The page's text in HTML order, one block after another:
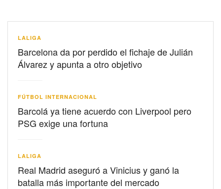
LALIGA
Barcelona da por perdido el fichaje de Julián
Álvarez y apunta a otro objetivo
FÚTBOL INTERNACIONAL
Barcolá ya tiene acuerdo con Liverpool pero
PSG exige una fortuna
LALIGA
Real Madrid aseguró a Vinicius y ganó la
batalla más importante del mercado